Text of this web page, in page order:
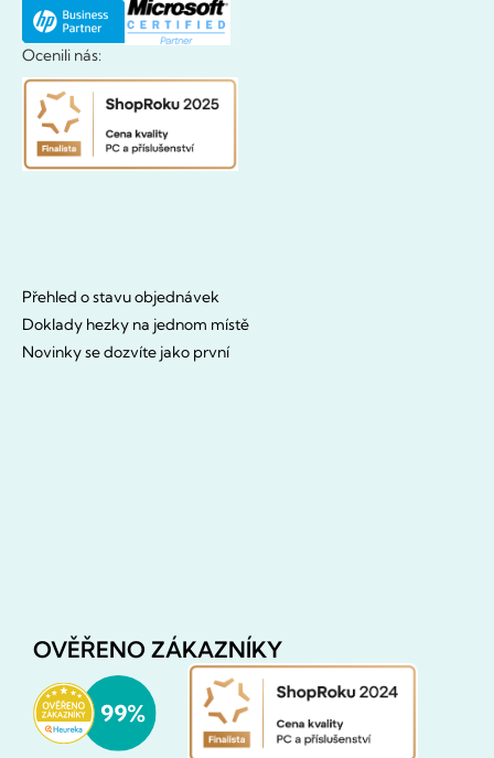
Ocenili nás:
Přehled o stavu objednávek
Doklady hezky na jednom místě
Novinky se dozvíte jako první
OVĚŘENO ZÁKAZNÍKY